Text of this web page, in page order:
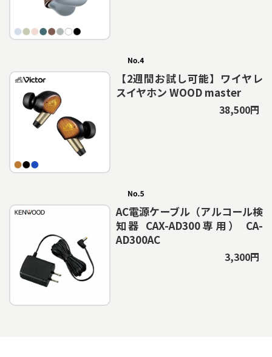
【2週間お試し可能】ワイヤレ
スイヤホン WOOD master
38,500円
AC電源ケーブル（アルコール検
知器 CAX-AD300専用） CA-
AD300AC
3,300円